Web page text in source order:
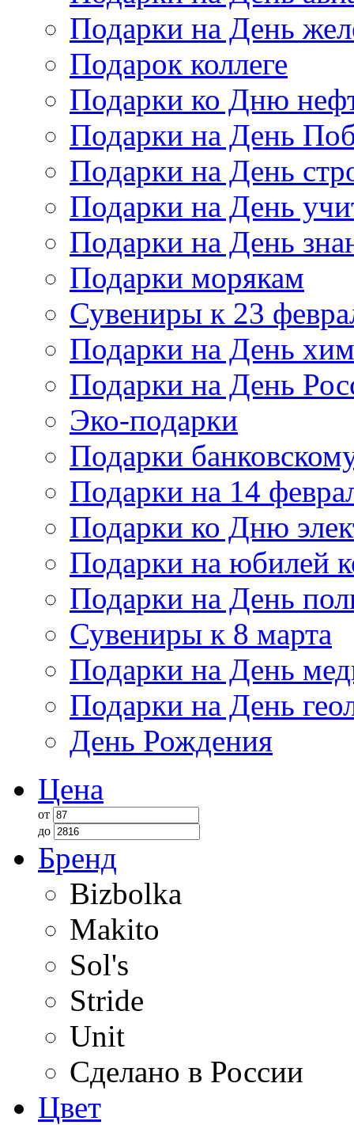
Подарки на День
Подарок коллеге
Подарки ко Дню
Подарки на День
Подарки на День
Подарки на День
Подарки на День
Подарки морякам
Сувениры к 23
Подарки на День
Подарки на День
Эко-подарки
Подарки
Подарки на 14
Подарки ко Дню
Подарки на юбилей
Подарки на День
Сувениры к 8 марта
Подарки на День
Подарки на День
День Рождения
Цена
от
до
Бренд
Bizbolka
Makito
Sol's
Stride
Unit
Сделано в России
Цвет